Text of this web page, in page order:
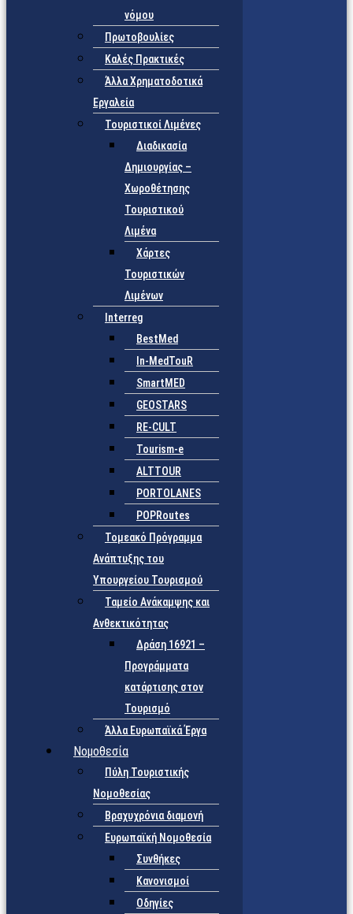
νόμου
Πρωτοβουλίες
Καλές Πρακτικές
Άλλα Χρηματοδοτικά
Εργαλεία
Τουριστικοί Λιμένες
Διαδικασία
Δημιουργίας –
Χωροθέτησης
Τουριστικού
Λιμένα
Χάρτες
Τουριστικών
Λιμένων
Interreg
BestMed
In-MedTouR
SmartMED
GEOSTARS
RE-CULT
Tourism-e
ALTTOUR
PORTOLANES
POPRoutes
Τομεακό Πρόγραμμα
Ανάπτυξης του
Υπουργείου Τουρισμού
Ταμείο Ανάκαμψης και
Ανθεκτικότητας
Δράση 16921 –
Προγράμματα
κατάρτισης στον
Τουρισμό
Άλλα Ευρωπαϊκά Έργα
Νομοθεσία
Πύλη Τουριστικής
Νομοθεσίας
Βραχυχρόνια διαμονή
Ευρωπαϊκή Νομοθεσία
Συνθήκες
Κανονισμοί
Οδηγίες